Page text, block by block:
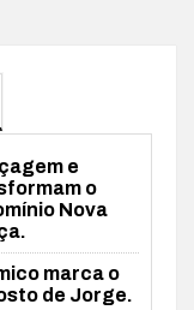
e
o
Nova
marca o
de Jorge.